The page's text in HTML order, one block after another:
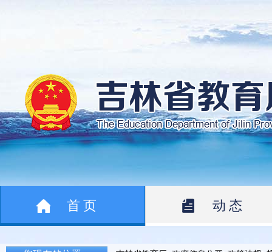
首页 动态